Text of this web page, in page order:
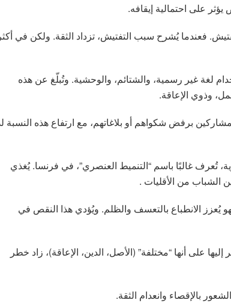
على احتمالية إيقافه.
فعندما يُشرح سبب التفتيش، تزداد الثقة. ولكن في أكثر
لغة غير رسمية، والشتائم، والوحشية. وتُبلّغ عن هذه
وذوي الإعاقة.
في تقديم الشكاوى: أفاد 21% من المشاركين برفض شكواهم أو بلاغاتهم، مع ارتفاع هذه
تُعرف غالبًا باسم “التنميط العنصري”، في فرنسا. يُغذي
الشباب من الأقليات .
يُعزز الانطباع بالتعسف والظلم. ويُؤدي هذا النقص في
على أنها “مختلفة” (الأصل، الدين، الإعاقة)، ​​زاد خطر
بالإقصاء وانعدام الثقة.